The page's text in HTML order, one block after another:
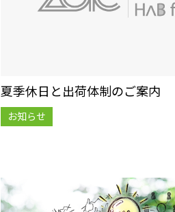
夏季休日と出荷体制のご案内
お知らせ